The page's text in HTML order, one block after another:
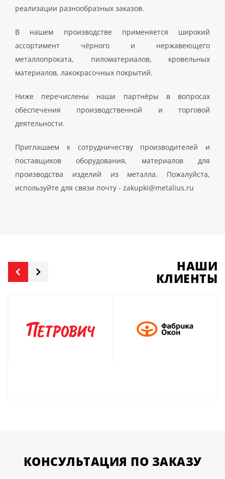
реализации разнообразных заказов.
В нашем производстве применяется широкий
ассортимент чёрного и нержавеющего
металлопроката, пиломатериалов, кровельных
материалов, лакокрасочных покрытий.
Ниже перечислены наши партнёры в вопросах
обеспечения производственной и торговой
деятельности.
Приглашаем к сотрудничеству производителей и
поставщиков оборудования, материалов для
производства изделий из металла. Пожалуйста,
используйте для связи почту - zakupki@metalius.ru
НАШИ
КЛИЕНТЫ
КОНСУЛЬТАЦИЯ ПО ЗАКАЗУ